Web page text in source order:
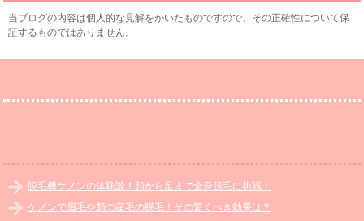
当ブログの内容は個人的な見解をかいたものですので、その正確性について保
証するものではありません。
脱毛機ケノンの体験談！顔から足まで全身脱毛に挑戦！
ケノンで眉毛や顏の産毛の脱毛！その驚くべき効果は？